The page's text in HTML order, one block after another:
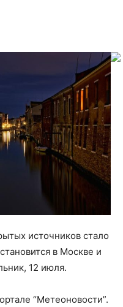
источников стало
в Москве и
12 июля.
“Метеоновости”.